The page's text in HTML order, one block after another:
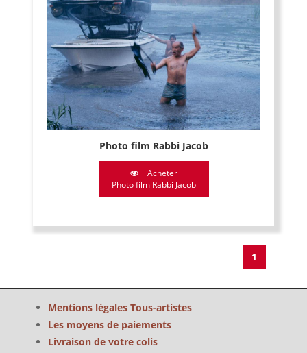
Photo film Rabbi Jacob
Acheter
Photo film Rabbi Jacob
1
Mentions légales Tous-artistes
Les moyens de paiements
Livraison de votre colis